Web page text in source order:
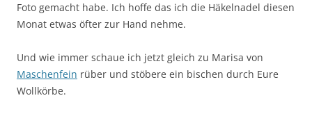
Foto gemacht habe. Ich hoffe das ich die Häkelnadel diesen
Monat etwas öfter zur Hand nehme.
Und wie immer schaue ich jetzt gleich zu Marisa von
Maschenfein rüber und stöbere ein bischen durch Eure
Wollkörbe.